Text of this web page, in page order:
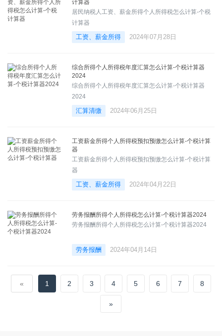
计算器
居民纳税人工资、薪金所得个人所得税怎么计算-个税
计算器
工资、薪金所得 2024年07月28日
综合所得个人所得税年度汇算怎么计算-个税计算器
2024
综合所得个人所得税年度汇算怎么计算-个税计算器
2024
汇算清缴 2024年06月25日
工资薪金所得个人所得税预扣预缴怎么计算-个税计算
器
工资薪金所得个人所得税预扣预缴怎么计算-个税计算
器
工资、薪金所得 2024年04月22日
劳务报酬所得个人所得税怎么计算-个税计算器2024
劳务报酬所得个人所得税怎么计算-个税计算器2024
劳务报酬 2024年04月14日
« 1 2 3 4 5 6 7 8
»